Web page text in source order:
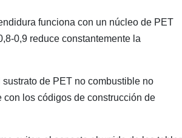
funciona con un núcleo de PET
0,9 reduce constantemente la
de PET no combustible no
los códigos de construcción de